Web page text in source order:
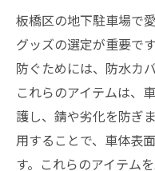
板橋区の地下駐車場で
グッズの選定が重要で
防ぐためには、防水カ
これらのアイテムは、
護し、錆や劣化を防ぎ
用することで、車体表
す。これらのアイテム